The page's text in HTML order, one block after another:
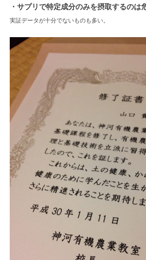
・サプリで特定成分のみを摂取するのは
実証データが十分でないものも多い。